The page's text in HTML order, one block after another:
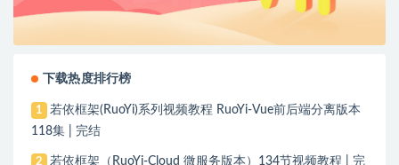
下载热度排行榜
1
若依框架(RuoYi)系列视频教程 RuoYi-Vue前后端分离版本
118集 | 完结
2
若依框架（RuoYi-Cloud 微服务版本）134节视频教程 | 完